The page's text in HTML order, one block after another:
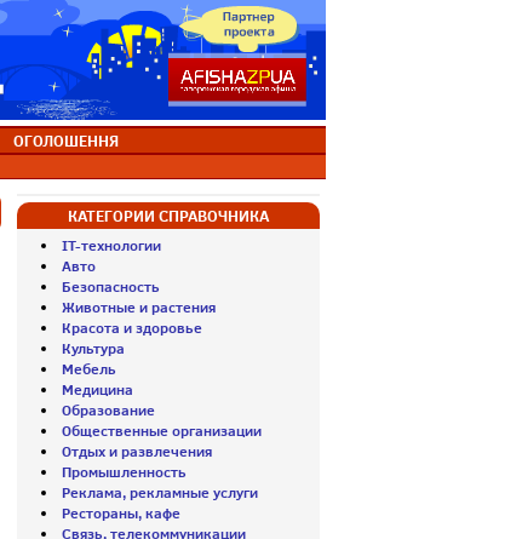
ОГОЛОШЕННЯ
КАТЕГОРИИ СПРАВОЧНИКА
IT-технологии
Авто
Безопасность
Животные и растения
Красота и здоровье
Культура
Мебель
Медицина
Образование
Общественные организации
Отдых и развлечения
Промышленность
Реклама, рекламные услуги
Рестораны, кафе
Связь, телекоммуникации